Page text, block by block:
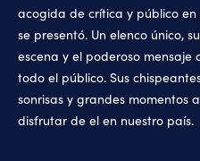
acogida de crítica y público
se presentó. Un elenco único,
escena y el poderoso mensaje
todo el público. Sus
sonrisas y grandes momentos
disfrutar de el en nuestro país.